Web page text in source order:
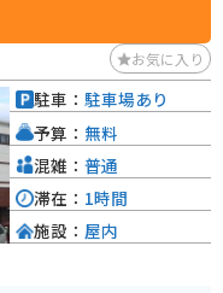
お気に入り
駐車： 駐車場あり
予算： 無料
混雑： 普通
滞在： 1時間
施設： 屋内